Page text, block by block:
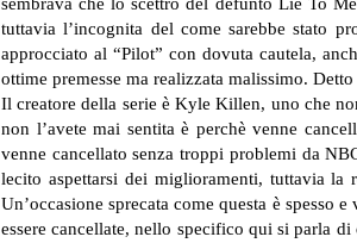
sembrava che lo scettro del defunto Lie To
tuttavia l’incognita del come sarebbe stato
approcciato al “Pilot” con dovuta cautela,
ottime premesse ma realizzata malissimo.
Il creatore della serie è Kyle Killen, uno che
non l’avete mai sentita è perchè venne
venne cancellato senza troppi problemi da
lecito aspettarsi dei miglioramenti, tuttavia la
Un’occasione sprecata come questa è
essere cancellate, nello specifico qui si parla